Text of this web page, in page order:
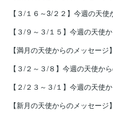
【３/１６～3/２２】今週の天
【３/９～３/１５】今週の天使
【満月の天使からのメッセー
【３/２～３/８】今週の天使か
【２/２３～３/１】今週の天使
【新月の天使からのメッセー